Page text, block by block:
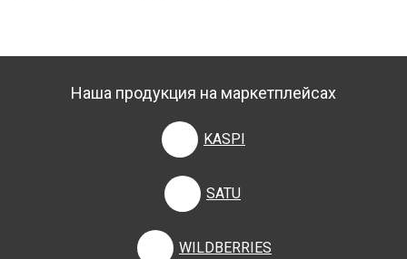
Наша продукция на маркетплейсах
KASPI
SATU
WILDBERRIES